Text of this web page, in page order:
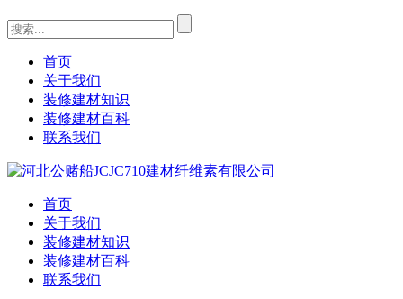
首页
关于我们
装修建材知识
装修建材百科
联系我们
首页
关于我们
装修建材知识
装修建材百科
联系我们